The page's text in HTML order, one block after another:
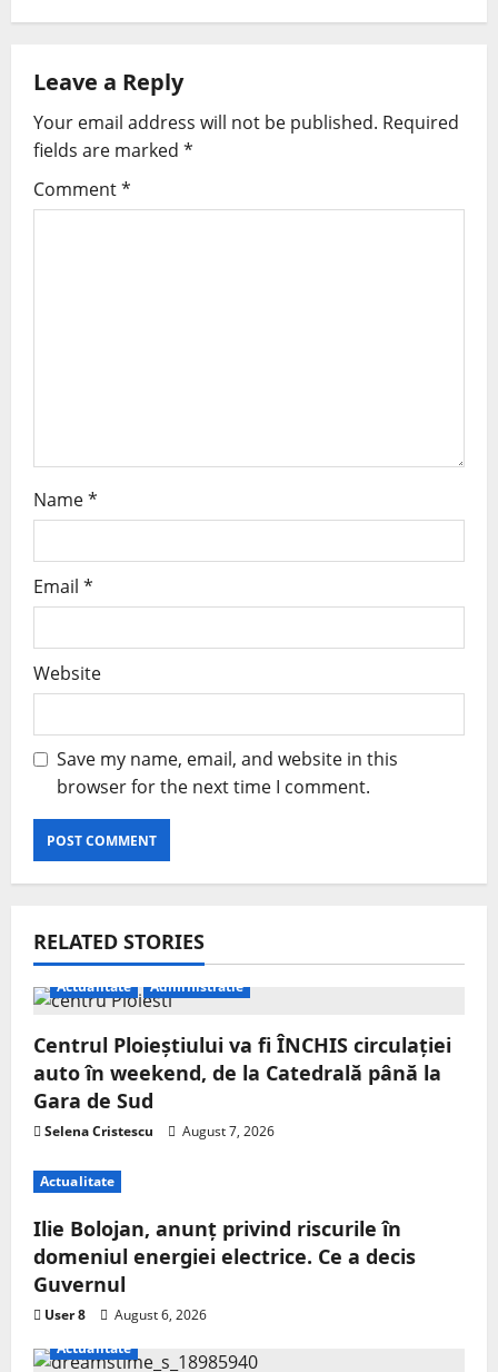
Leave a Reply
Your email address will not be published. Required
fields are marked *
Comment*
Name*
Email *
Website
Save my name, email, and website in this
browser for the next time I comment.
RELATED STORIES
Actualitate Administratie
Centrul Ploieștiului va fi ÎNCHIS circulației
auto în weekend, de la Catedrală până la
Gara de Sud
Selena Cristescu August 7, 2026
Actualitate
Ilie Bolojan, anunț privind riscurile în
domeniul energiei electrice. Ce a decis
Guvernul
User 8
August 6, 2026
Actualitate